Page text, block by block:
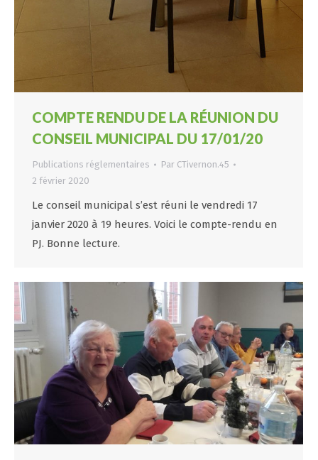
COMPTE RENDU DE LA RÉUNION DU
CONSEIL MUNICIPAL DU 17/01/20
Publications réglementaires Par CTivernon.45
2 février 2020
Le conseil municipal s’est réuni le vendredi 17
janvier 2020 à 19 heures. Voici le compte-rendu en
PJ. Bonne lecture.